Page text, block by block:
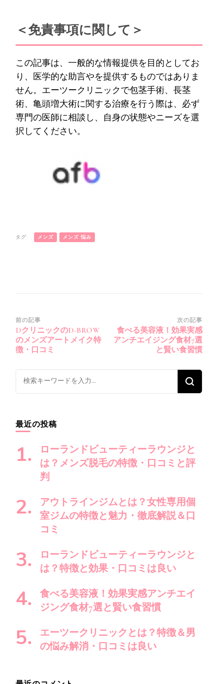
＜免責事項に関して＞
この記事は、一般的な情報提供を目的としてお
り、医学的な助言やを提供するものではありま
せん。エーツークリニックで包茎手術、長茎
術、亀頭増大術に関する治療を行う際は、必ず
専門の医師に相談し、自身の状態やニーズを選
択してください。
タグ: メンズ メンズ 悩み
投
稿
ナ
ビ
ゲ
ー
ョ
ン
前の記事
DクリニックのD-BROW
のメンズアートメイク特
徴・口コミ
次の記事
食べる美容液！効果実感
アンチエイジング食材7選
と賢い食習慣
な
に
お
探
し
で
?
最近の投稿
ローランドビューティーラウンジと
は？メンズ脱毛の特徴・口コミと評
判
アウトラインジムとは？女性専用個
室ジムの特徴と魅力・徹底解説＆口
コミ
ローランドビューティーラウンジと
は？特徴と効果・口コミは良い
食べる美容液！効果実感アンチエイ
ジング食材7選と賢い食習慣
エーツークリニックとは？特徴＆男
の悩み解消・口コミは良い